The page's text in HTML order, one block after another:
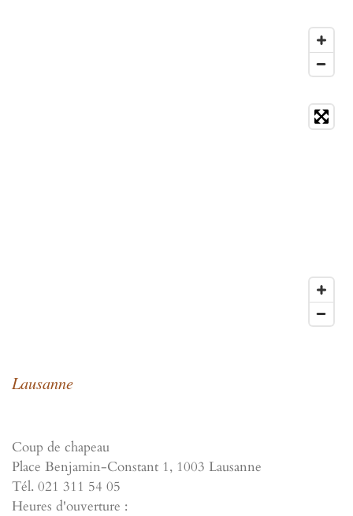
Lausanne
Coup de chapeau
Place Benjamin-Constant 1, 1003 Lausanne
Tél. 021 311 54 05
Heures d'ouverture :